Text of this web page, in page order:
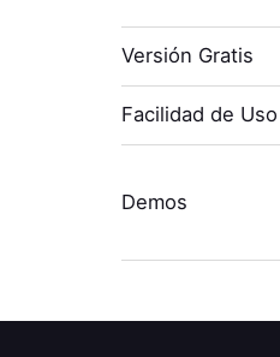
Versión Gratis
Facilidad de Uso
Demos